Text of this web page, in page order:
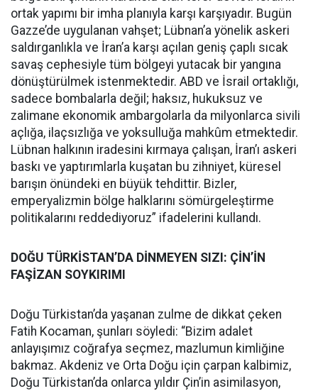
ortak yapımı bir imha planıyla karşı karşıyadır. Bugün
Gazze’de uygulanan vahşet; Lübnan’a yönelik askeri
saldırganlıkla ve İran’a karşı açılan geniş çaplı sıcak
savaş cephesiyle tüm bölgeyi yutacak bir yangına
dönüştürülmek istenmektedir. ABD ve İsrail ortaklığı,
sadece bombalarla değil; haksız, hukuksuz ve
zalimane ekonomik ambargolarla da milyonlarca sivili
açlığa, ilaçsızlığa ve yoksulluğa mahkûm etmektedir.
Lübnan halkının iradesini kırmaya çalışan, İran’ı askeri
baskı ve yaptırımlarla kuşatan bu zihniyet, küresel
barışın önündeki en büyük tehdittir. Bizler,
emperyalizmin bölge halklarını sömürgeleştirme
politikalarını reddediyoruz” ifadelerini kullandı.
DOĞU TÜRKİSTAN’DA DİNMEYEN SIZI: ÇİN’İN
FAŞİZAN SOYKIRIMI
Doğu Türkistan’da yaşanan zulme de dikkat çeken
Fatih Kocaman, şunları söyledi: “Bizim adalet
anlayışımız coğrafya seçmez, mazlumun kimliğine
bakmaz. Akdeniz ve Orta Doğu için çarpan kalbimiz,
Doğu Türkistan’da onlarca yıldır Çin’in asimilasyon,